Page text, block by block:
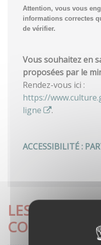
Attention, vous vous
informations correctes
de vérifier.
Vous souhaitez en
proposées par le
Rendez-vous ici :
https://
ligne
.
ACCESSIBILITÉ :
LES
CONSULTÉES